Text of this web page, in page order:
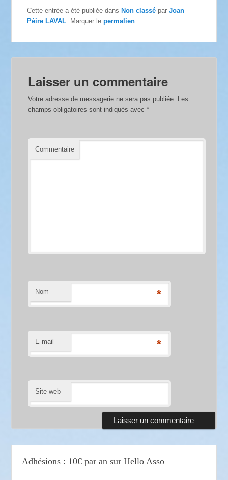
Cette entrée a été publiée dans Non classé parJoan
Pèire LAVAL. Marquer lepermalien.
Laisser un commentaire
Votre adresse de messagerie ne sera pas publiée. Les
champs obligatoires sont indiqués avec*
Commentaire
Nom *
E-mail *
Site web
Adhésions : 10€ par an sur Hello Asso